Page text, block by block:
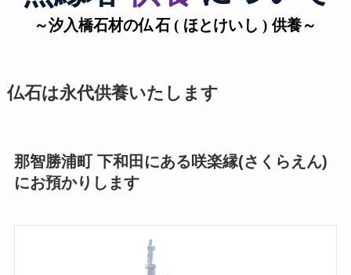
仏石は永代供養いたします
那智勝浦町 下和田にある咲楽縁(さくらえん)
にお預かりします